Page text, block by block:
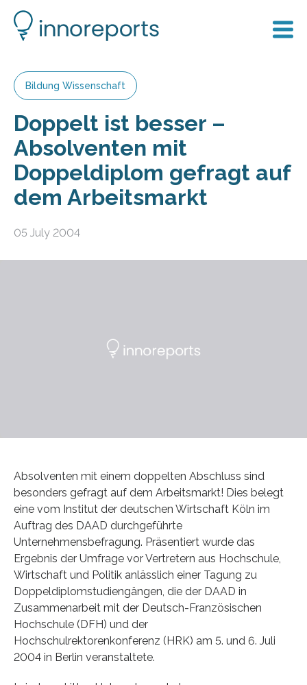
Bildung Wissenschaft
Doppelt ist besser –
Absolventen mit
Doppeldiplom gefragt auf
dem Arbeitsmarkt
05 July 2004
Absolventen mit einem doppelten Abschluss sind
besonders gefragt auf dem Arbeitsmarkt! Dies belegt
eine vom Institut der deutschen Wirtschaft Köln im
Auftrag des DAAD durchgeführte
Unternehmensbefragung. Präsentiert wurde das
Ergebnis der Umfrage vor Vertretern aus Hochschule,
Wirtschaft und Politik anlässlich einer Tagung zu
Doppeldiplomstudiengängen, die der DAAD in
Zusammenarbeit mit der Deutsch-Französischen
Hochschule (DFH) und der
Hochschulrektorenkonferenz (HRK) am 5. und 6. Juli
2004 in Berlin veranstaltete.